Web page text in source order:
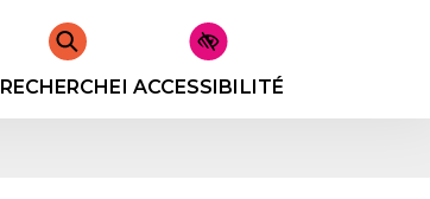
RECHERCHERACCESSIBILITÉ